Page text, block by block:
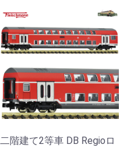
二階建て2等車 DB Regioロ